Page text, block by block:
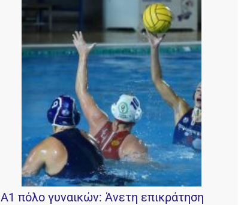
Α1 πόλο γυναικών: Άνετη επικράτηση